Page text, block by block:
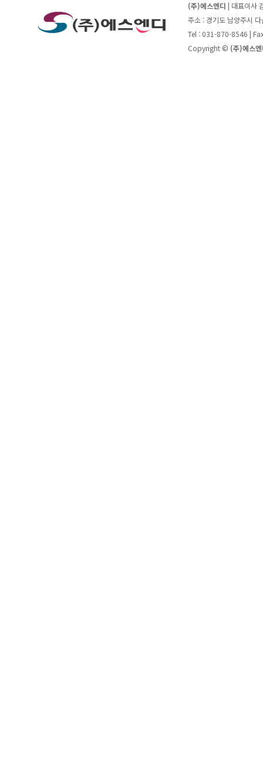
(주)에스엔디 | 대표이사
주소 : 경기도 남양주시
Tel : 031-870-8546 |
Copyright © (주)에스